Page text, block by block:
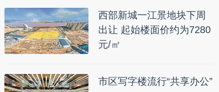
西部新城一江景地块下周
出让 起始楼面价约为7280
元/㎡
市区写字楼流行“共享办公”